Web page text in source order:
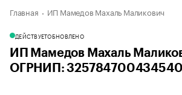
Главная ИП Мамедов Махаль Маликович
ДЕЙСТВУЕТОБНОВЛЕНО
ИП Мамедов Махаль
ОГРНИП: 325784700434540